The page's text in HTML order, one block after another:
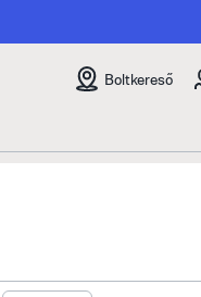
Boltkereső